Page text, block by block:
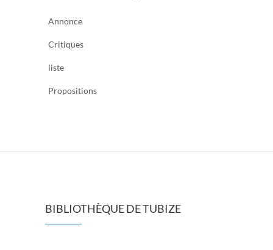
Annonce
Critiques
liste
Propositions
BIBLIOTHÈQUE DE TUBIZE